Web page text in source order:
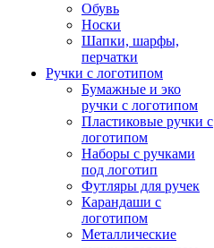
Обувь
Носки
Шапки, шарфы,
перчатки
Ручки с логотипом
Бумажные и эко
ручки с логотипом
Пластиковые ручки с
логотипом
Наборы с ручками
под логотип
Футляры для ручек
Карандаши с
логотипом
Металлические